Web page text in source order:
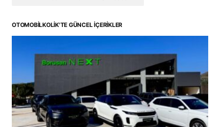
OTOMOBILKOLIK'TE GÜNCEL İÇERIKLER